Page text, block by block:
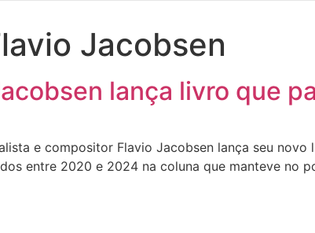
Jacobsen
lança livro que
e compositor Flavio Jacobsen lança seu
entre 2020 e 2024 na coluna que manteve no